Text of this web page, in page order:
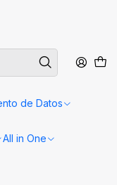
de Datos
All in One